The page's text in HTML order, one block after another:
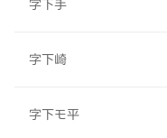
字下手
字下崎
字下モ平